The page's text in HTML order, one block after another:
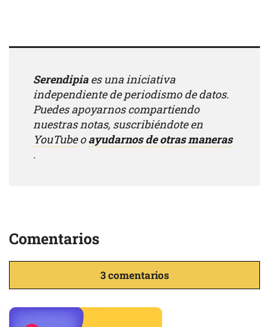
Serendipiaes una iniciativa
independiente de periodismo de datos.
Puedes apoyarnos compartiendo
nuestras notas, suscribiéndote en
YouTubeoayudarnos de otras maneras
.
Comentarios
3 comentarios